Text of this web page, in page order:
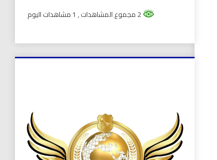
, 1 مشاهدات اليوم